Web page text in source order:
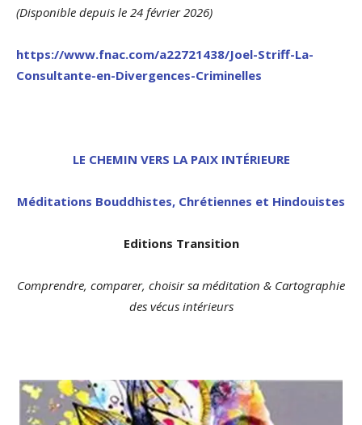
(Disponible depuis le 24 février 2026)
https://www.fnac.com/a22721438/Joel-Striff-La-
Consultante-en-Divergences-Criminelles
LE CHEMIN VERS LA PAIX INTÉRIEURE
Méditations Bouddhistes, Chrétiennes et Hindouistes
Editions Transition
Comprendre, comparer, choisir sa méditation & Cartographie
des vécus intérieurs